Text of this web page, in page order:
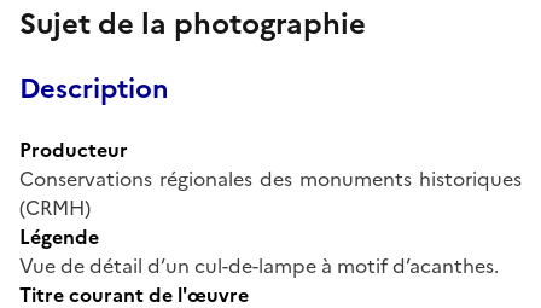
Sujet de la photographie
Description
Producteur
Conservations régionales des monuments historiques
(CRMH)
Légende
Vue de détail d’un cul-de-lampe à motif d’acanthes.
Titre courant de l'œuvre